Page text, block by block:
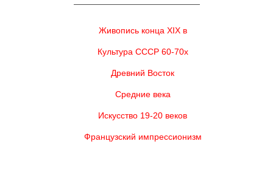
Живопись конца XIX в
Культура СССР 60-70х
Древний Восток
Средние века
Искусство 19-20 веков
Французский импрессионизм